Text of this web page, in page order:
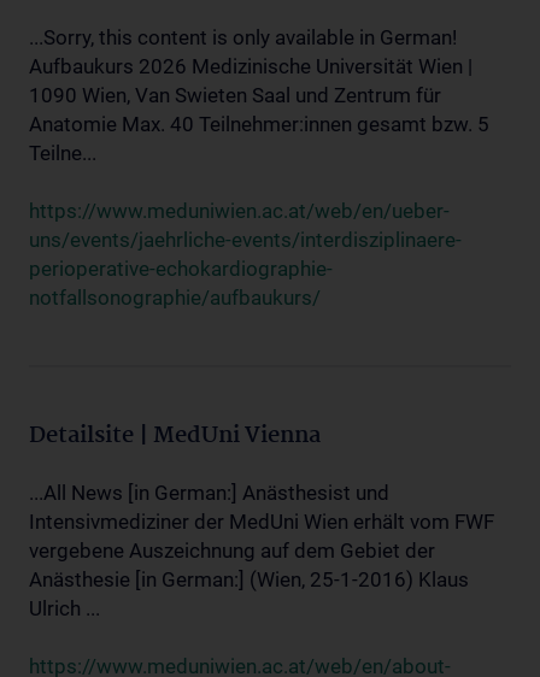
...Sorry, this content is only available in German!
Aufbaukurs 2026 Medizinische Universität Wien |
1090 Wien, Van Swieten Saal und Zentrum für
Anatomie Max. 40 Teilnehmer:innen gesamt bzw. 5
Teilne...
https://www.meduniwien.ac.at/web/en/ueber-
uns/events/jaehrliche-events/interdisziplinaere-
perioperative-echokardiographie-
notfallsonographie/aufbaukurs/
Detailsite | MedUni Vienna
...All News [in German:] Anästhesist und
Intensivmediziner der MedUni Wien erhält vom FWF
vergebene Auszeichnung auf dem Gebiet der
Anästhesie [in German:] (Wien, 25-1-2016) Klaus
Ulrich ...
https://www.meduniwien.ac.at/web/en/about-